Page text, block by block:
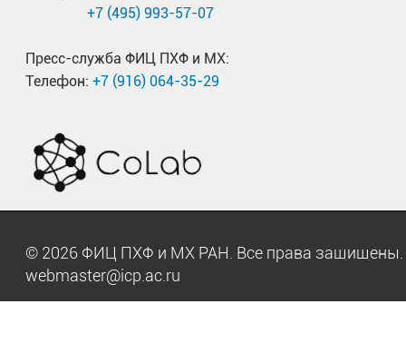
+7 (495) 993-57-07
Пресс-служба ФИЦ ПХФ и МХ:
Телефон: +7 (916) 064-35-29
© 2026 ФИЦ ПХФ и МХ РАН. Все права
webmaster@icp.ac.ru